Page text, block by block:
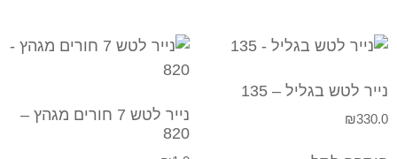
נייר לטש בגליל – 135
₪330.0
נייר לטש 7 חורים מגהץ –
820